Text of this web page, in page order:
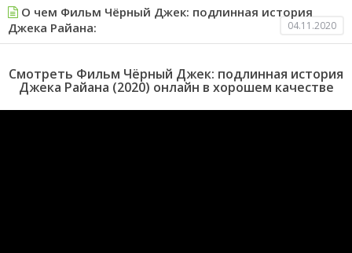
О чем Фильм Чёрный Джек: подлинная история
Джека Райана:
04.11.2020
Смотреть Фильм Чёрный Джек: подлинная история
Джека Райана (2020) онлайн в хорошем качестве